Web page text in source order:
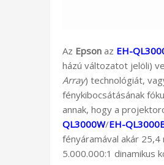
Az Epson az EH-
házú változatot jelöli)
Array) technológiát,
fénykibocsátásának
annak, hogy a
QL3000W/EH-
fényáramával akár
5.000.000:1 dinamikus